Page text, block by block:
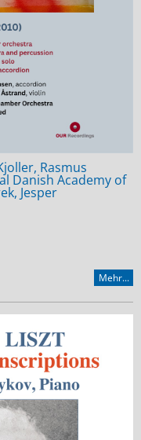
Rasmus
Danish Academy of
Jesper
Mehr...